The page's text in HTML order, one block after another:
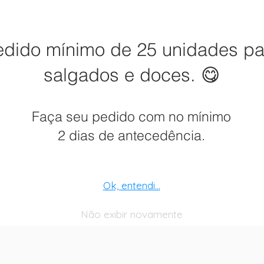
mínimo de 25 unidades
salgados e doces. 😋
Faça seu pedido com no mínimo
2 dias de antecedência.
Ok, entendi...
Não exibir novamente